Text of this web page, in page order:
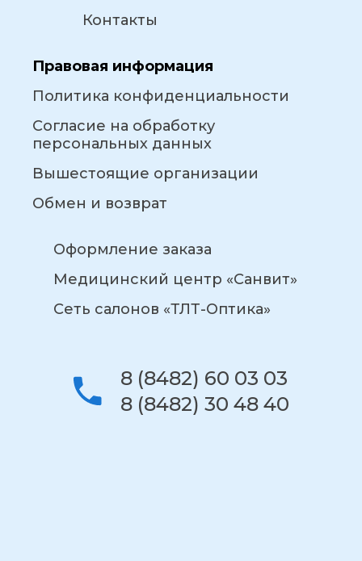
Контакты
Правовая информация
Политика конфиденциальности
Согласие на обработку
персональных данных
Вышестоящие организации
Обмен и возврат
Оформление заказа
Медицинский центр «Санвит»
Сеть салонов «ТЛТ-Оптика»
8 (8482) 60 03 03
8 (8482) 30 48 40